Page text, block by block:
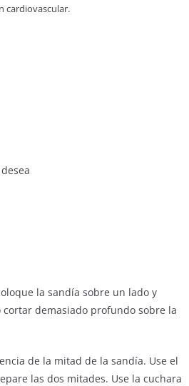
cardiovascular.
la sandía sobre un lado y
demasiado profundo sobre la
de la mitad de la sandía. Use el
las dos mitades. Use la cuchara